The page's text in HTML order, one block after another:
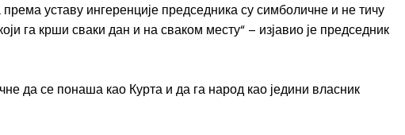
уставу ингеренције председника су симболичне и не тичу
га крши сваки дан и на сваком месту“ – изјавио је председник
да се понаша као Курта и да га народ као једини власник